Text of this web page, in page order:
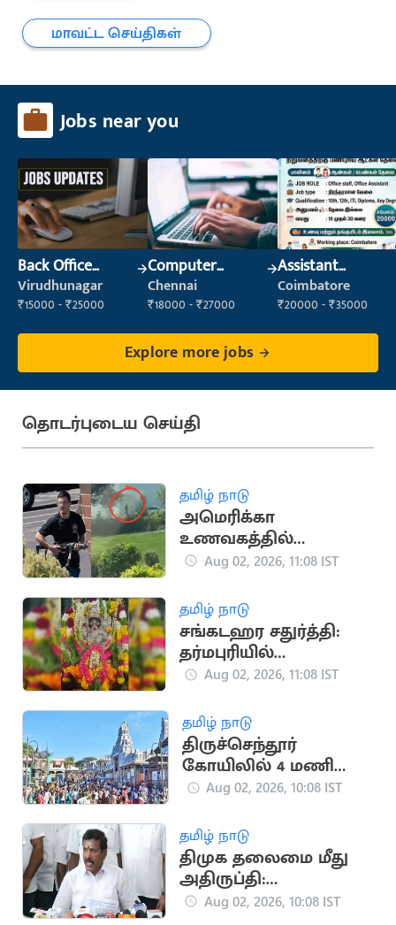
மாவட்ட செய்திகள்
Jobs near you
Back Office
Executive
(Administration)
Virudhunagar
₹15000 - ₹25000
Computer
Operator
Chennai
₹18000 - ₹27000
Assistant
Manager
Coimbatore
₹20000 - ₹35000
Explore more jobs
தொடர்புடைய செய்தி
தமிழ் நாடு
அமெரிக்கா
உணவகத்தில்
துப்பாக்கிச் சூடு: 3 பேர்
Aug 02, 2026, 11:08 IST
தமிழ் நாடு
சங்கடஹர சதுர்த்தி:
தர்மபுரியில்
விநாயகருக்கு சிறப்பு
Aug 02, 2026, 11:08 IST
தமிழ் நாடு
திருச்செந்தூர்
கோயிலில் 4 மணி
நேரம் காத்திருந்து
Aug 02, 2026, 10:08 IST
தமிழ் நாடு
திமுக தலைமை மீது
அதிருப்தி:
அதிமுக.வில்
Aug 02, 2026, 10:08 IST